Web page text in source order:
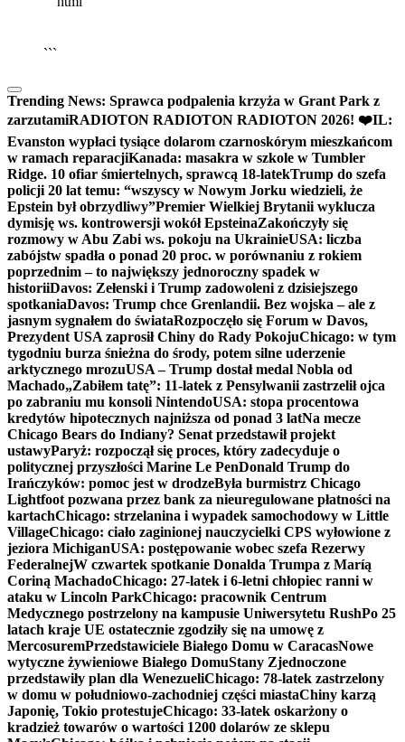
```
Trending News: Sprawca podpalenia krzyża w Grant Park z
zarzutamiRADIOTON RADIOTON RADIOTON 2026! ❤️IL:
Evanston wypłaci tysiące dolarom czarnoskórym mieszkańcom
w ramach reparacjiKanada: masakra w szkole w Tumbler
Ridge. 10 ofiar śmiertelnych, sprawcą 18-latekTrump do szefa
policji 20 lat temu: “wszyscy w Nowym Jorku wiedzieli, że
Epstein był obrzydliwy”Premier Wielkiej Brytanii wyklucza
dymisję ws. kontrowersji wokół EpsteinaZakończyły się
rozmowy w Abu Zabi ws. pokoju na UkrainieUSA: liczba
zabójstw spadła o ponad 20 proc. w porównaniu z rokiem
poprzednim – to największy jednoroczny spadek w
historiiDavos: Zełenski i Trump zadowoleni z dzisiejszego
spotkaniaDavos: Trump chce Grenlandii. Bez wojska – ale z
jasnym sygnałem do świataRozpoczęło się Forum w Davos,
Prezydent USA zaprosił Chiny do Rady PokojuChicago: w tym
tygodniu burza śnieżna do środy, potem silne uderzenie
arktycznego mrozuUSA – Trump dostał medal Nobla od
Machado„Zabiłem tatę”: 11-latek z Pensylwanii zastrzelił ojca
po zabraniu mu konsoli NintendoUSA: stopa procentowa
kredytów hipotecznych najniższa od ponad 3 latNa mecze
Chicago Bears do Indiany? Senat przedstawił projekt
ustawyParyż: rozpoczął się proces, który zadecyduje o
politycznej przyszłości Marine Le PenDonald Trump do
Irańczyków: pomoc jest w drodzeByła burmistrz Chicago
Lightfoot pozwana przez bank za nieuregulowane płatności na
kartachChicago: strzelanina i wypadek samochodowy w Little
VillageChicago: ciało zaginionej nauczycielki CPS wyłowione z
jeziora MichiganUSA: postępowanie wobec szefa Rezerwy
FederalnejW czwartek spotkanie Donalda Trumpa z Maríą
Coriną MachadoChicago: 27-latek i 6-letni chłopiec ranni w
ataku w Lincoln ParkChicago: pracownik Centrum
Medycznego postrzelony na kampusie Uniwersytetu RushPo 25
latach kraje UE ostatecznie zgodziły się na umowę z
MercosuremPrzedstawiciele Białego Domu w CaracasNowe
wytyczne żywieniowe Białego DomuStany Zjednoczone
przedstawiły plan dla WenezueliChicago: 78-latek zastrzelony
w domu w południowo-zachodniej części miastaChiny karzą
Japonię, Tokio protestujeChicago: 33-latek oskarżony o
kradzież towarów o wartości 1200 dolarów ze sklepu